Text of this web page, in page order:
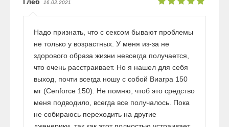
16.02.2021
Надо признать, что с сексом бывают проблемы
не только у возрастных. У меня из-за не
здорового образа жизни невсегда получается,
что очень расстраивает. Но я нашел для себя
выход, почти всегда ношу с собой Виагра 150
мг (Cenforce 150). Не помню, чтоб это средство
меня подводило, всегда все получалось. Пока
не собираюсь переходить на другие